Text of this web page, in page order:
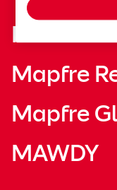
Mapfre
Mapfre
MAWDY